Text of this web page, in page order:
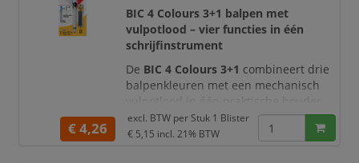
wisselt u eenvoudig tussen
BIC 4 Colours 3+1 balpen met
vulpotlood – vier functies in één
schrijfinstrument
De BIC 4 Colours 3+1 combineert drie
balpenkleuren met een mechanisch
Met de afzonderlijke drukknoppen
schakelt u snel tussen
blauwe, zwarte
€ 4,26
excl. BTW per Stuk 1 Blister
€ 5,15 incl. 21% BTW